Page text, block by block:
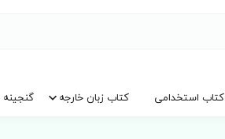
کتاب استخدامی کتاب زبان خارجه گنجینه